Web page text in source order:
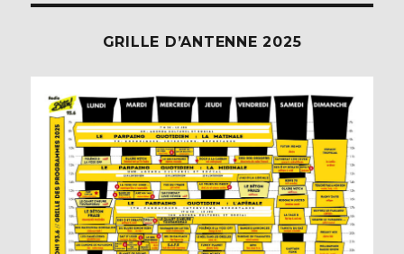
GRILLE D’ANTENNE 2025